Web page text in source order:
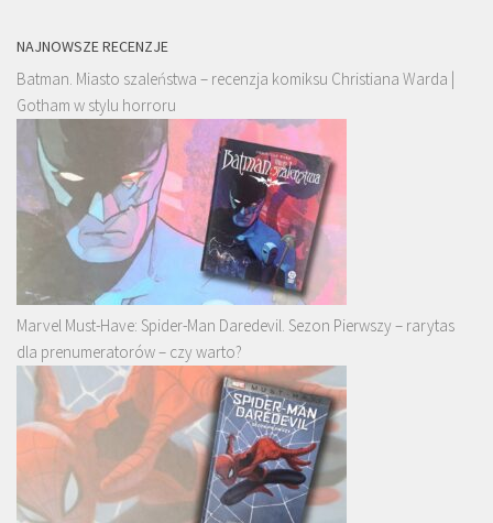
NAJNOWSZE RECENZJE
Batman. Miasto szaleństwa – recenzja komiksu Christiana Warda |
Gotham w stylu horroru
Marvel Must-Have: Spider-Man Daredevil. Sezon Pierwszy – rarytas
dla prenumeratorów – czy warto?